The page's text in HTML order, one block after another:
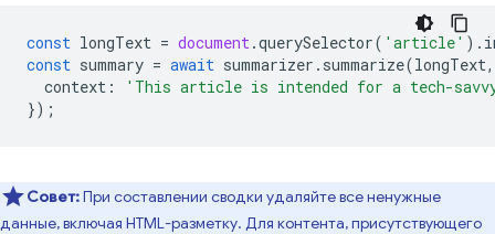
const longText = document.querySelector( 'article' ).
const summary = await summarizer . summarize(longText,
context :
'This article is intended for a tech-
});
Совет:При составлении сводки удаляйте все ненужные
данные, включая HTML-разметку. Для контента, присутствующего